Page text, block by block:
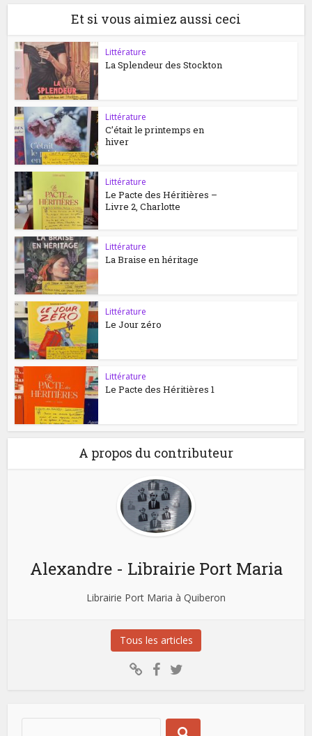
Et si vous aimiez aussi ceci
Littérature
La Splendeur des Stockton
Littérature
C’était le printemps en
hiver
Littérature
Le Pacte des Héritières –
Livre 2, Charlotte
Littérature
La Braise en héritage
Littérature
Le Jour zéro
Littérature
Le Pacte des Héritières 1
A propos du contributeur
Alexandre - Librairie Port Maria
Librairie Port Maria à Quiberon
Tous les articles